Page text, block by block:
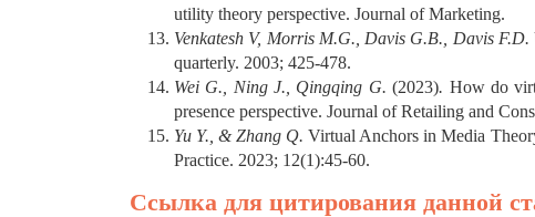
utility theory perspective. Journal of Marketing.
Venkatesh V, Morris M.G., Davis G.B., Davis F.D.
quarterly. 2003; 425-478.
Wei G., Ning J., Qingqing G.(2023). How do
presence perspective. Journal of Retailing and
Yu Y., & Zhang Q. Virtual Anchors in Media
Practice. 2023; 12(1):45-60.
Ссылка для цитирования данной